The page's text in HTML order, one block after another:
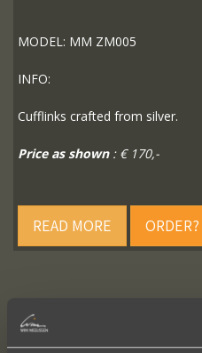
MODEL: MM ZM005
INFO:
Cufflinks crafted from silver.
Price as shown: € 170,-
READ MORE ORDER?